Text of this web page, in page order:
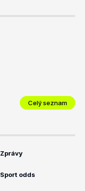
Celý seznam
Zprávy
Sport odds